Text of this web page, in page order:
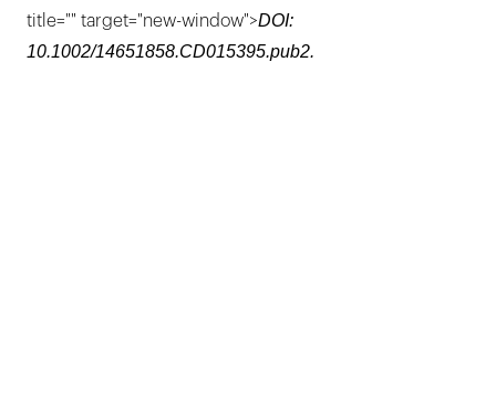
title="" target="new-window">DOI:
10.1002/14651858.CD015395.pub2.